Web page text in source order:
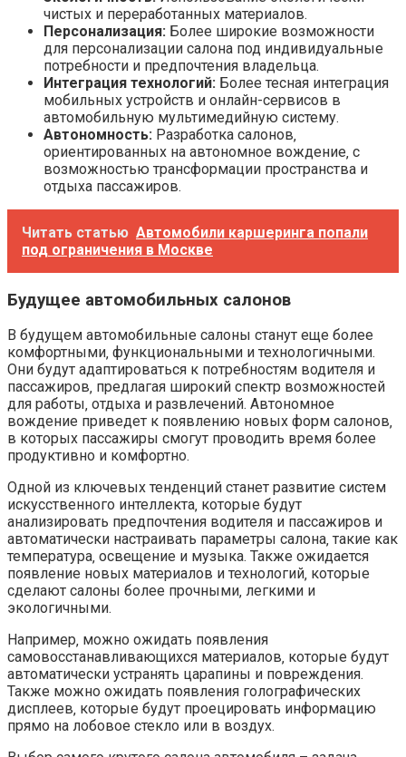
чистых и переработанных материалов.
Персонализация: Более широкие возможности
для персонализации салона под индивидуальные
потребности и предпочтения владельца.
Интеграция технологий: Более тесная интеграция
мобильных устройств и онлайн-сервисов в
автомобильную мультимедийную систему.
Автономность: Разработка салонов‚
ориентированных на автономное вождение‚ с
возможностью трансформации пространства и
отдыха пассажиров.
Читать статью Автомобили каршеринга попали
под ограничения в Москве
Будущее автомобильных салонов
В будущем автомобильные салоны станут еще более
комфортными‚ функциональными и технологичными.
Они будут адаптироваться к потребностям водителя и
пассажиров‚ предлагая широкий спектр возможностей
для работы‚ отдыха и развлечений. Автономное
вождение приведет к появлению новых форм салонов‚
в которых пассажиры смогут проводить время более
продуктивно и комфортно.
Одной из ключевых тенденций станет развитие систем
искусственного интеллекта‚ которые будут
анализировать предпочтения водителя и пассажиров и
автоматически настраивать параметры салона‚ такие как
температура‚ освещение и музыка. Также ожидается
появление новых материалов и технологий‚ которые
сделают салоны более прочными‚ легкими и
экологичными.
Например‚ можно ожидать появления
самовосстанавливающихся материалов‚ которые будут
автоматически устранять царапины и повреждения.
Также можно ожидать появления голографических
дисплеев‚ которые будут проецировать информацию
прямо на лобовое стекло или в воздух.